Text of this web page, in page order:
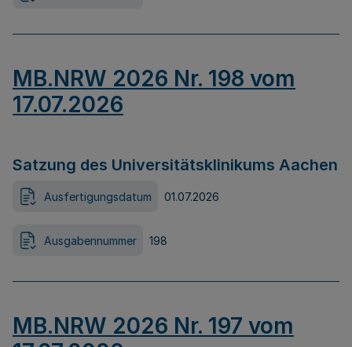
MB.NRW 2026 Nr. 198 vom
17.07.2026
Satzung des Universitätsklinikums Aachen
Ausfertigungsdatum 01.07.2026
Ausgabennummer 198
MB.NRW 2026 Nr. 197 vom